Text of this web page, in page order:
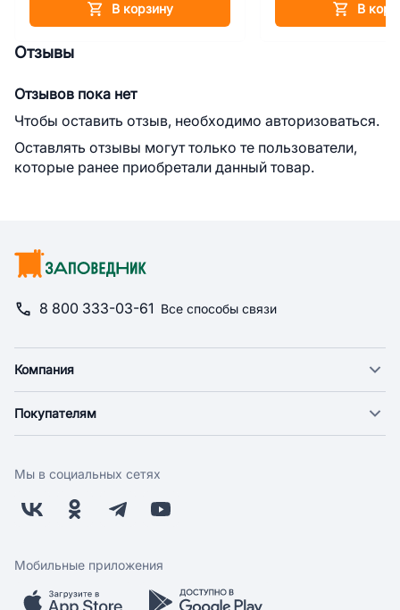
В корзину В
Отзывы
Отзывов пока нет
Чтобы оставить отзыв, необходимо авторизоваться.
Оставлять отзывы могут только те пользователи,
которые ранее приобретали данный товар.
8 800 333-03-61 Все способы связи
Компания
Новости
Поставщикам
Заводчикам
Обратная связь
Покупателям
Оплата
Бонусная программа
Скидки и акции
Мобильное приложение
Мы в социальных сетях
Мобильные приложения